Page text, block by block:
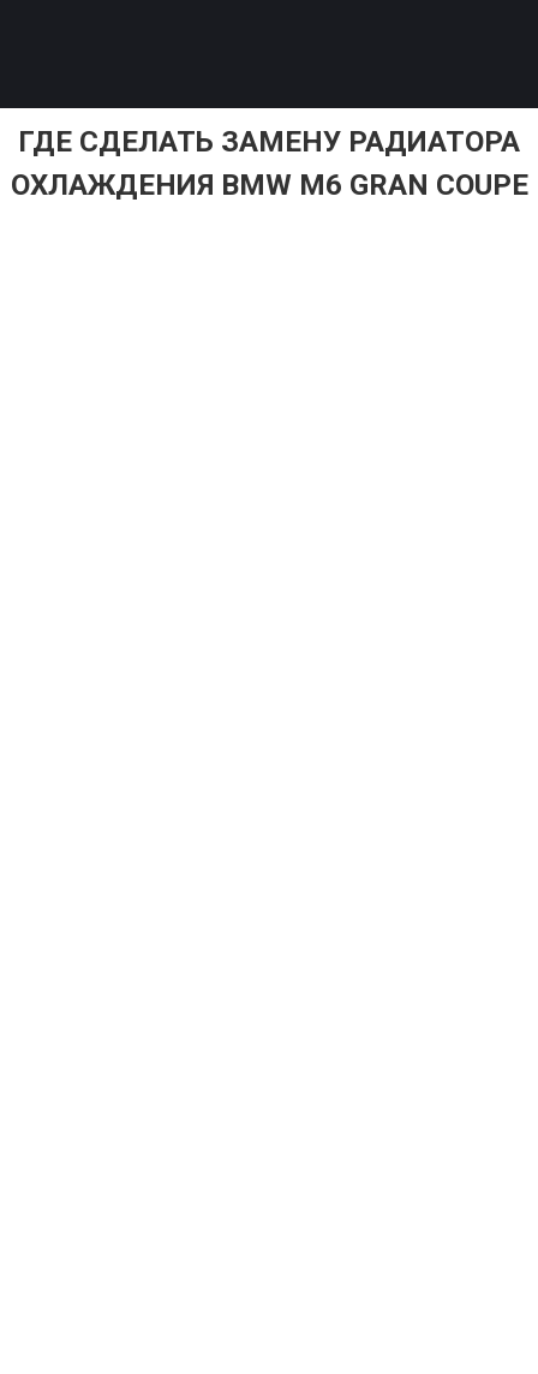
ГДЕ СДЕЛАТЬ ЗАМЕНУ РАДИАТОРА
ОХЛАЖДЕНИЯ BMW M6 GRAN COUPE